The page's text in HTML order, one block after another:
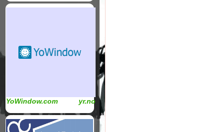
YoWindow.com yr.no